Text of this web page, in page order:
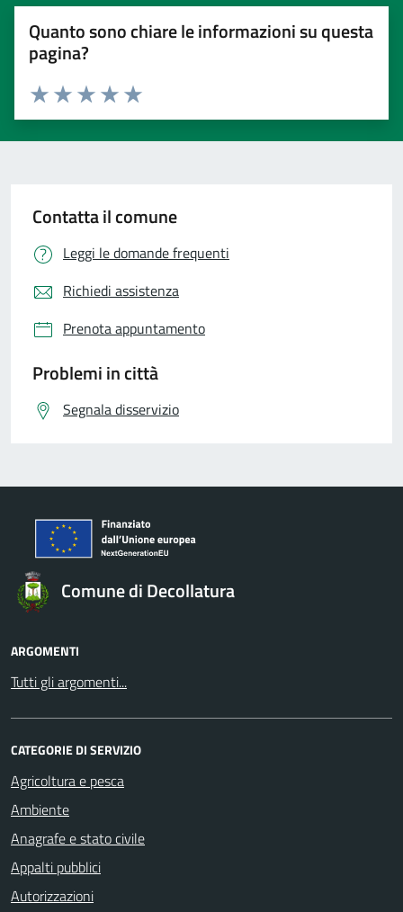
Quanto sono chiare le informazioni su questa
pagina?
Valuta 5 stelle su 5
Valuta 4 stelle su 5
Valuta 3 stelle su 5
Valuta 2 stelle su 5
Valuta 1 stelle su 5
Contatta il comune
Leggi le domande frequenti
Richiedi assistenza
Prenota appuntamento
Problemi in città
Segnala disservizio
Comune di Decollatura
ARGOMENTI
Tutti gli argomenti...
CATEGORIE DI SERVIZIO
Agricoltura e pesca
Ambiente
Anagrafe e stato civile
Appalti pubblici
Autorizzazioni